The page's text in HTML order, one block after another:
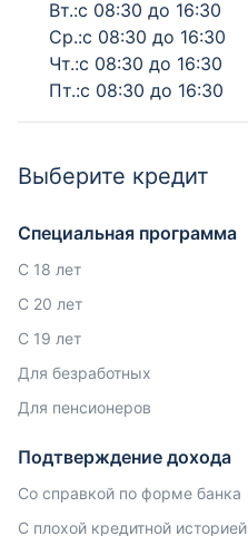
Вт.:с 08:30 до 16:30
Ср.:с 08:30 до 16:30
Чт.:с 08:30 до 16:30
Пт.:с 08:30 до 16:30
Выберите кредит
Специальная программа
С 18 лет
С 20 лет
С 19 лет
Для безработных
Для пенсионеров
Подтверждение дохода
Со справкой по форме банка
С плохой кредитной историей